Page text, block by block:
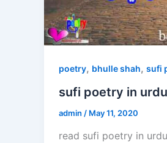
poetry, bhulle shah, sufi
sufi poetry in
admin / May 11, 2020
read sufi poetry in